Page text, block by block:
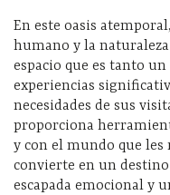
En este oasis
humano y la naturaleza
espacio que es tanto
experiencias
necesidades de sus
proporciona
y con el mundo que les
convierte en un
escapada emocional y